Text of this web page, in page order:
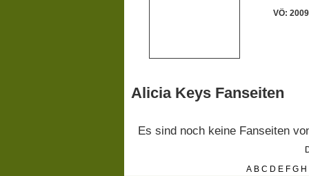
VÖ: 2009
Alicia Keys Fanseiten
Es sind noch keine Fanseiten
A B C D E F G H